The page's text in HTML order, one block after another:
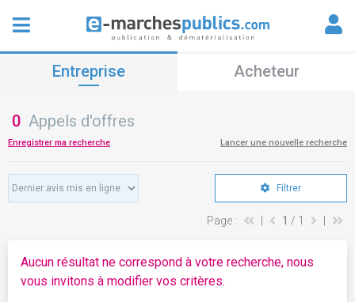
Entreprise Acheteur
0 Appels d'offres
Enregistrer ma recherche Lancer une nouvelle recherche
Filtrer
Page : 1 / 1
Aucun résultat ne correspond à votre recherche, nous
vous invitons à modifier vos critères.